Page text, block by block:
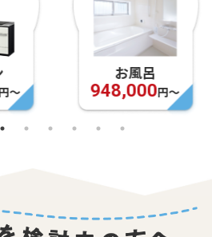
お風呂
948,000円〜